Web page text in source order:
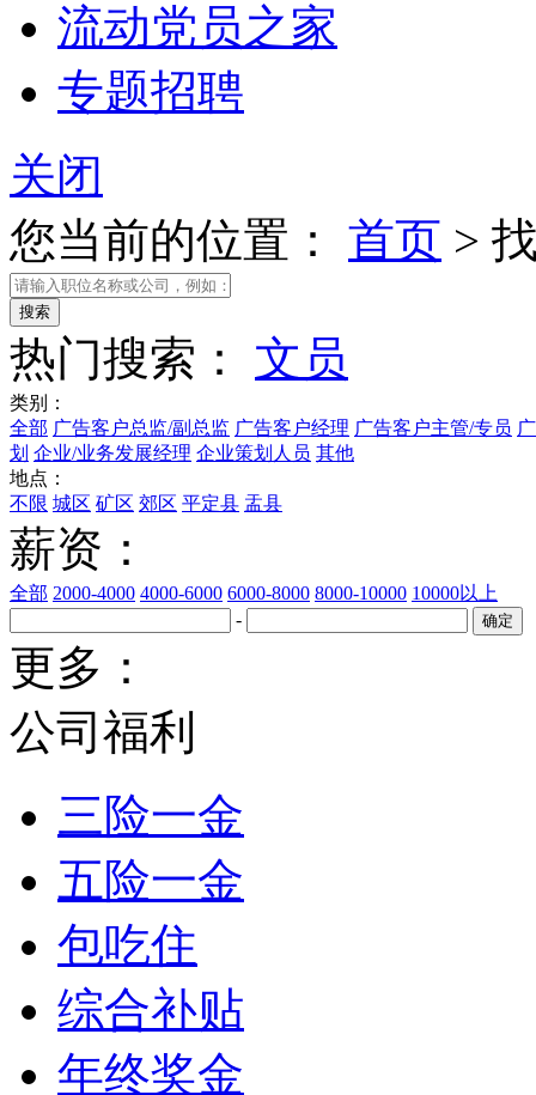
流动党员之家
专题招聘
关闭
您当前的位置： 首页 >
热门搜索： 文员
类别：
全部 广告客户总监/副总监 广告客户经理 广告客户主管/专员
划 企业/业务发展经理 企业策划人员 其他
地点：
不限 城区 矿区 郊区 平定县 盂县
薪资：
全部 2000-4000 4000-6000 6000-8000 8000-10000 10000以上
-
更多：
公司福利
三险一金
五险一金
包吃住
综合补贴
年终奖金